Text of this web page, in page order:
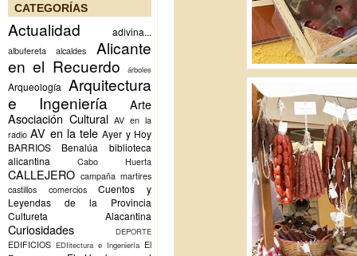
CATEGORÍAS
Actualidad adivina...
albufereta alcaldes
Alicante
en el Recuerdo
árboles
Arqueología Arquitectura
e Ingeniería
Arte
Asociación Cultural AV en la
radio AV en la tele Ayer y Hoy
BARRIOS
Benalúa
biblioteca
alicantina
Cabo Huerta
CALLEJERO campaña martires
castillos
comercios
Cuentos y
Leyendas de la Provincia
Cultureta Alacantina
Curiosidades DEPORTE
EDIFICIOS EDIitectura e Ingeniería El